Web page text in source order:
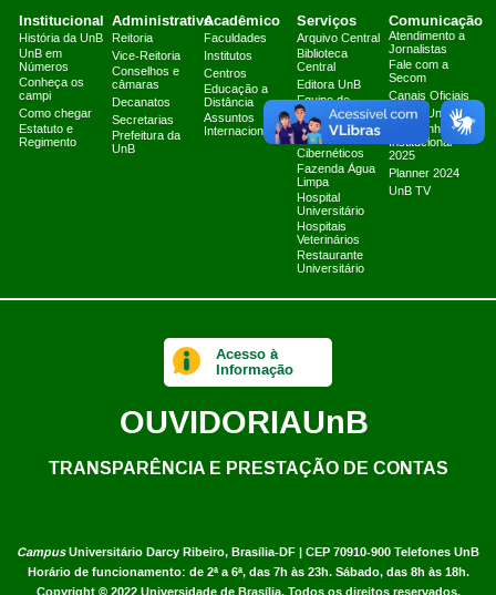
Institucional
História da UnB
UnB em
Números
Conheça os
campi
Como chegar
Estatuto e
Regimento
Administrativo
Reitoria
Vice-Reitoria
Conselhos e
câmaras
Decanatos
Secretarias
Prefeitura da
UnB
Acadêmico
Faculdades
Institutos
Centros
Educação a
Distância
Assuntos
Internacionais
Serviços
Arquivo Central
Biblioteca
Central
Editora UnB
Equipe de
Tratamento e
Resposta a
Incidentes
Cibernéticos
Fazenda Água
Limpa
Hospital
Universitário
Hospitais
Veterinários
Restaurante
Universitário
Comunicação
Atendimento a
Jornalistas
Fale com a
Secom
Canais Oficiais
Marca UnB
Campanha
Institucional
2025
Planner 2024
UnB TV
CampusUniversitário Darcy Ribeiro, Brasília-DF | CEP 70910-900 Telefones UnB
Horário de funcionamento: de 2ª a 6ª, das 7h às 23h. Sábado, das 8h às 18h.
Acesso à
Informação
OUVIDORIAUnB
TRANSPARÊNCIA E PRESTAÇÃO DE CONTAS